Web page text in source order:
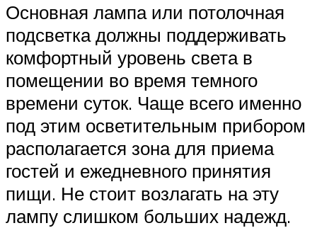
Основная лампа или потолочная
подсветка должны поддерживать
комфортный уровень света в
помещении во время темного
времени суток. Чаще всего именно
под этим осветительным прибором
располагается зона для приема
гостей и ежедневного принятия
пищи. Не стоит возлагать на эту
лампу слишком больших надежд.